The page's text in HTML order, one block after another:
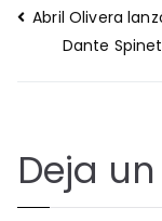
Navegación
Abril Olivera
Dante
Deja